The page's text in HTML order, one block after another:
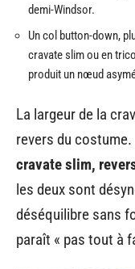
demi-Windsor.
Un col button-down,
cravate slim ou en
produit un nœud
La largeur de la
revers du costume.
cravate slim,
les deux sont
déséquilibre sans
paraît « pas tout à